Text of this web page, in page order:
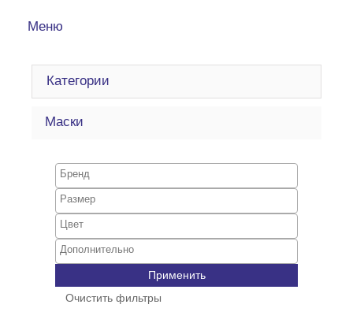
Меню
Категории
Маски
Применить
Очистить фильтры